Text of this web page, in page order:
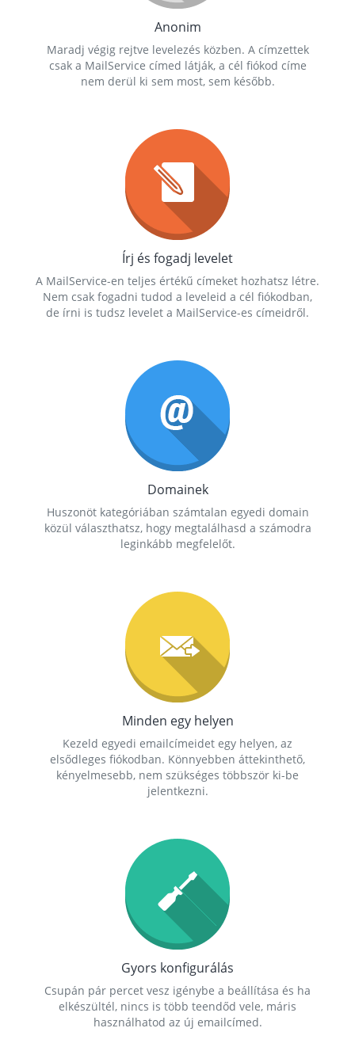
Anonim
Maradj végig rejtve levelezés közben. A címzettek
csak a MailService címed látják, a cél fiókod címe
nem derül ki sem most, sem később.
Írj és fogadj levelet
A MailService-en teljes értékű címeket hozhatsz létre.
Nem csak fogadni tudod a leveleid a cél fiókodban,
de írni is tudsz levelet a MailService-es címeidről.
Domainek
Huszonöt kategóriában számtalan egyedi domain
közül választhatsz, hogy megtalálhasd a számodra
leginkább megfelelőt.
Minden egy helyen
Kezeld egyedi emailcímeidet egy helyen, az
elsődleges fiókodban. Könnyebben áttekinthető,
kényelmesebb, nem szükséges többször ki-be
jelentkezni.
Gyors konfigurálás
Csupán pár percet vesz igénybe a beállítása és ha
elkészültél, nincs is több teendőd vele, máris
használhatod az új emailcímed.